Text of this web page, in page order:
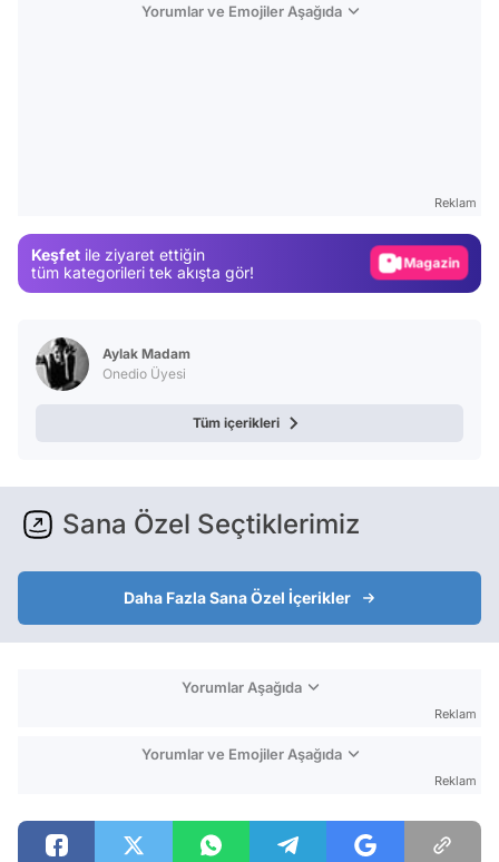
Yorumlar ve Emojiler Aşağıda
Reklam
Keşfet ile ziyaret ettiğin
tüm kategorileri tek akışta gör!
Video
Aylak Madam
Onedio Üyesi
Tüm içerikleri
Sana Özel Seçtiklerimiz
Daha Fazla Sana Özel İçerikler
Yorumlar Aşağıda
Reklam
Yorumlar ve Emojiler Aşağıda
Reklam